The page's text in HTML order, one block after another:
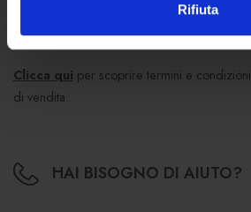
Rifiuta
Clicca qui per scoprire termini e condizioni
di vendita.
HAI BISOGNO DI AIUTO?